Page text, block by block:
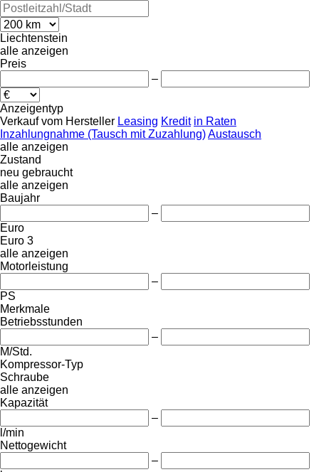
Liechtenstein
alle anzeigen
Preis
–
Anzeigentyp
Verkauf vom Hersteller Leasing Kredit in Raten
Inzahlungnahme (Tausch mit Zuzahlung)Austausch
alle anzeigen
Zustand
neu gebraucht
alle anzeigen
Baujahr
–
Euro
Euro 3
alle anzeigen
Motorleistung
–
PS
Merkmale
Betriebsstunden
–
M/Std.
Kompressor-Typ
Schraube
alle anzeigen
Kapazität
–
l/min
Nettogewicht
–